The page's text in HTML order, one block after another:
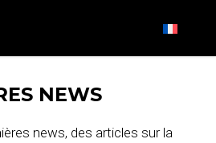
NEWS
news, des articles sur la